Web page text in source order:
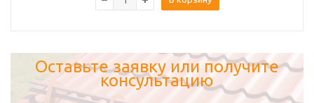
Оставьте заявку или получите
консультацию